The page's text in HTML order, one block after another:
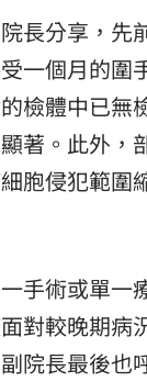
長分享，先
一個月的圍
檢體中已無
著。此外，
胞侵犯範圍
手術或單一
對較晚期病
院長最後也